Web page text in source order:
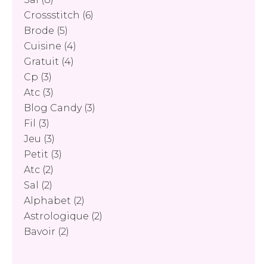
Crossstitch (6)
Brode (5)
Cuisine (4)
Gratuit (4)
Cp (3)
Atc (3)
Blog Candy(3)
Fil
(3)
Jeu (3)
Petit (3)
Atc (2)
Sal
(2)
Alphabet (2)
Astrologique (2)
Bavoir (2)